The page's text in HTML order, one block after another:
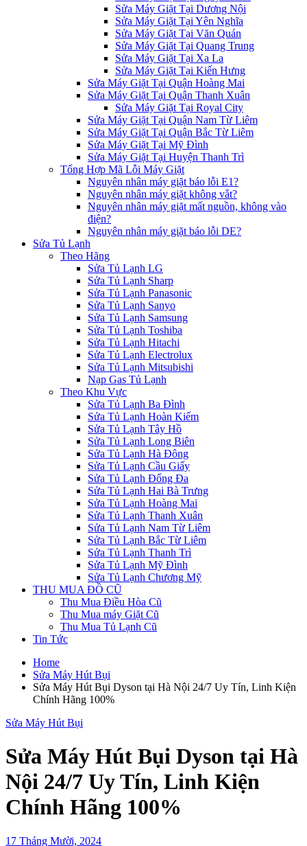
Sửa Máy Giặt Tại Dương Nội
Sửa Máy Giặt Tại Yên Nghĩa
Sửa Máy Giặt Tại Văn Quán
Sửa Máy Giặt Tại Quang Trung
Sửa Máy Giặt Tại Xa La
Sửa Máy Giặt Tại Kiến Hưng
Sửa Máy Giặt Tại Quận Hoàng Mai
Sửa Máy Giặt Tại Quận Thanh Xuân
Sửa Máy Giặt Tại Royal City
Sửa Máy Giặt Tại Quận Nam Từ Liêm
Sửa Máy Giặt Tại Quận Bắc Từ Liêm
Sửa Máy Giặt Tại Mỹ Đình
Sửa Máy Giặt Tại Huyện Thanh Trì
Tổng Hợp Mã Lỗi Máy Giặt
Nguyên nhân máy giặt báo lỗi E1?
Nguyên nhân máy giặt không vắt?
Nguyên nhân máy giặt mất nguồn, không vào
điện?
Nguyên nhân máy giặt báo lỗi DE?
Sửa Tủ Lạnh
Theo Hãng
Sửa Tủ Lạnh LG
Sửa Tủ Lạnh Sharp
Sửa Tủ Lạnh Panasonic
Sửa Tủ Lạnh Sanyo
Sửa Tủ Lạnh Samsung
Sửa Tủ Lạnh Toshiba
Sửa Tủ Lạnh Hitachi
Sửa Tủ Lạnh Electrolux
Sửa Tủ Lạnh Mitsubishi
Nạp Gas Tủ Lạnh
Theo Khu Vực
Sửa Tủ Lạnh Ba Đình
Sửa Tủ Lạnh Hoàn Kiếm
Sửa Tủ Lạnh Tây Hồ
Sửa Tủ Lạnh Long Biên
Sửa Tủ Lạnh Hà Đông
Sửa Tủ Lạnh Cầu Giấy
Sửa Tủ Lạnh Đống Đa
Sửa Tủ Lạnh Hai Bà Trưng
Sửa Tủ Lạnh Hoàng Mai
Sửa Tủ Lạnh Thanh Xuân
Sửa Tủ Lạnh Nam Từ Liêm
Sửa Tủ Lạnh Bắc Từ Liêm
Sửa Tủ Lạnh Thanh Trì
Sửa Tủ Lạnh Mỹ Đình
Sửa Tủ Lạnh Chương Mỹ
THU MUA ĐỒ CŨ
Thu Mua Điều Hòa Cũ
Thu Mua máy Giặt Cũ
Thu Mua Tủ Lạnh Cũ
Tin Tức
Home
Sửa Máy Hút Bụi
Sửa Máy Hút Bụi Dyson tại Hà Nội 24/7 Uy Tín, Linh Kiện
Chính Hãng 100%
Sửa Máy Hút Bụi
Sửa Máy Hút Bụi Dyson tại Hà
Nội 24/7 Uy Tín, Linh Kiện
Chính Hãng 100%
17 Tháng Mười, 2024